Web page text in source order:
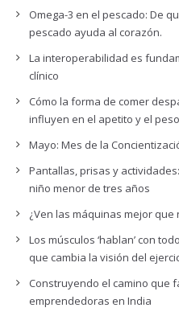
Omega-3 en el pescado: De
pescado ayuda al corazón.
La interoperabilidad es
clínico
Cómo la forma de comer
influyen en el apetito y el peso
Mayo: Mes de la
Pantallas, prisas y
niño menor de tres años
¿Ven las máquinas mejor
Los músculos ‘hablan’ con
que cambia la visión del
Construyendo el camino que
emprendedoras en India